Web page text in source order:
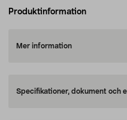
Produktinformation
Mer information
Specifikationer, dokument och